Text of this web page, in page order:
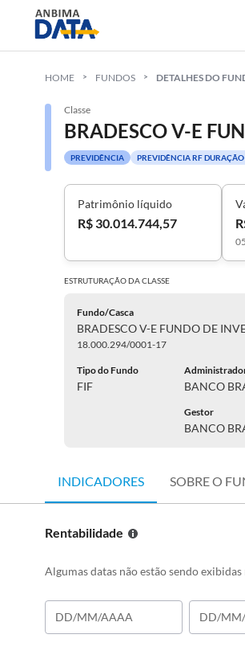
HOME FUNDOS DETALHES DO
Classe
PREVIDÊNCIA PREVIDÊNCIA RF
Patrimônio líquido
R$ 30.014.744,57
ESTRUTURAÇÃO DACLASSE
Fundo/Casca
18.000.294/0001-17
Tipo do Fundo
FIF BANCO
Gestor
BANCO
INDICADORES SOBRE O
Rentabilidade
Algumas datas não estão sendo